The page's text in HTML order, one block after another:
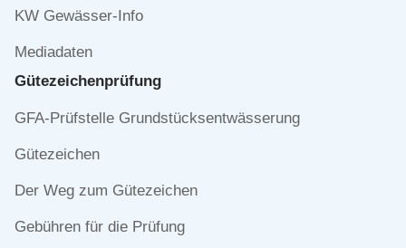
KW Gewässer-Info
Mediadaten
Gütezeichen­prüfung
Navigation
GFA-Prüfstelle Grundstücksentwässerung
Gütezeichen
Der Weg zum Gütezeichen
Gebühren für die Prüfung